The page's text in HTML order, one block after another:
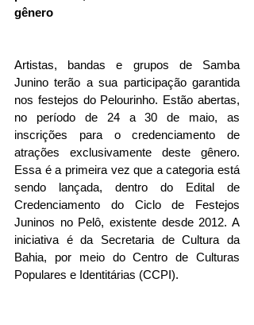
gênero
Artistas, bandas e grupos de Samba
Junino terão a sua participação garantida
nos festejos do Pelourinho. Estão abertas,
no período de 24 a 30 de maio, as
inscrições para o credenciamento de
atrações exclusivamente deste gênero.
Essa é a primeira vez que a categoria está
sendo lançada, dentro do Edital de
Credenciamento do Ciclo de Festejos
Juninos no Pelô, existente desde 2012. A
iniciativa é da Secretaria de Cultura da
Bahia, por meio do Centro de Culturas
Populares e Identitárias (CCPI).